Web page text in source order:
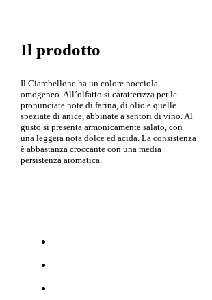
Il prodotto
Il Ciambellone ha un colore nocciola
omogeneo. All’olfatto si caratterizza per le
pronunciate note di farina, di olio e quelle
speziate di anice, abbinate a sentori di vino. Al
gusto si presenta armonicamente salato, con
una leggera nota dolce ed acida. La consistenza
è abbastanza croccante con una media
persistenza aromatica.